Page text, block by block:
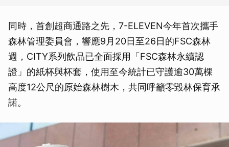
同時，首創超商通路之先，7-ELEVEN今年首次攜手
森林管理委員會，響應9月20日至26日的FSC森林
週，CITY系列飲品已全面採用「FSC森林永續認
證」的紙杯與杯套，使用至今統計已守護逾30萬棵
高度12公尺的原始森林樹木，共同呼籲零毀林保育承
諾。